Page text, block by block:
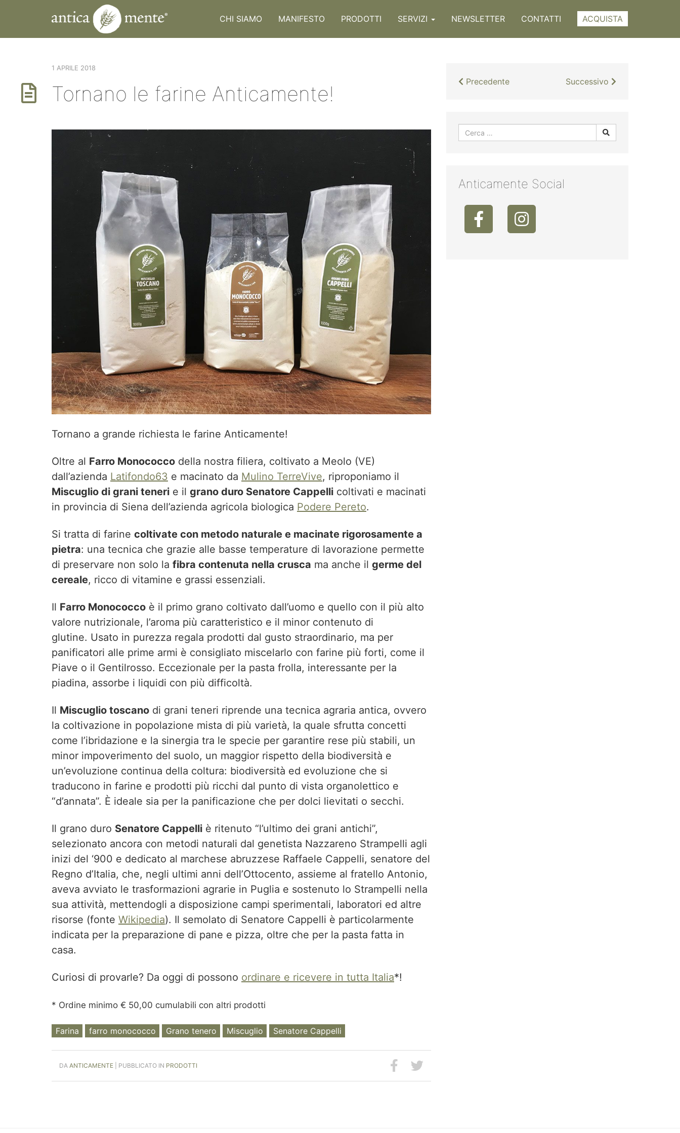
CHI SIAMO MANIFESTO PRODOTTI SERVIZI NEWSLETTER CONTATTI ACQUISTA
1 APRILE 2018
Tornano le farine Anticamente!
Tornano a grande richiesta le farine Anticamente!
Oltre al Farro Monococco della nostra filiera, coltivato a Meolo (VE)
dall’azienda Latifondo63 e macinato da Mulino TerreVive, riproponiamo il
Miscuglio di grani teneri e il grano duro Senatore Cappelli coltivati e macinati
in provincia di Siena dell’azienda agricola biologica Podere Pereto.
Si tratta di farine coltivate con metodo naturale e macinate rigorosamente a
pietra: una tecnica che grazie alle basse temperature di lavorazione permette
di preservare non solo la fibra contenuta nella crusca ma anche il germe del
cereale, ricco di vitamine e grassi essenziali.
Il Farro Monococco è il primo grano coltivato dall’uomo e quello con il più alto
valore nutrizionale, l’aroma più caratteristico e il minor contenuto di
glutine. Usato in purezza regala prodotti dal gusto straordinario, ma per
panificatori alle prime armi è consigliato miscelarlo con farine più forti, come il
Piave o il Gentilrosso. Eccezionale per la pasta frolla, interessante per la
piadina, assorbe i liquidi con più difficoltà.
Il Miscuglio toscano di grani teneri riprende una tecnica agraria antica, ovvero
la coltivazione in popolazione mista di più varietà, la quale sfrutta concetti
come l’ibridazione e la sinergia tra le specie per garantire rese più stabili, un
minor impoverimento del suolo, un maggior rispetto della biodiversità e
un’evoluzione continua della coltura: biodiversità ed evoluzione che si
traducono in farine e prodotti più ricchi dal punto di vista organolettico e
“d’annata”. È ideale sia per la panificazione che per dolci lievitati o secchi.
Il grano duro Senatore Cappelli è ritenuto “l’ultimo dei grani antichi”,
selezionato ancora con metodi naturali dal genetista Nazzareno Strampelli agli
inizi del ‘900 e dedicato al marchese abruzzese Raffaele Cappelli, senatore del
Regno d’Italia, che, negli ultimi anni dell’Ottocento, assieme al fratello Antonio,
aveva avviato le trasformazioni agrarie in Puglia e sostenuto lo Strampelli nella
sua attività, mettendogli a disposizione campi sperimentali, laboratori ed altre
risorse (fonte Wikipedia). Il semolato di Senatore Cappelli è particolarmente
indicata per la preparazione di pane e pizza, oltre che per la pasta fatta in
casa.
Curiosi di provarle? Da oggi di possono ordinare e ricevere in tutta Italia*!
* Ordine minimo € 50,00 cumulabili con altri prodotti
Farina farro monococco Grano tenero Miscuglio Senatore Cappelli
DA ANTICAMENTE | PUBBLICATO IN PRODOTTI
Precedente Successivo
Anticamente Social